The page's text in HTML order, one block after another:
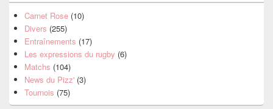
Carnet Rose (10)
Divers (255)
Entraînements (17)
Les expressions du rugby (6)
Matchs (104)
News du Pizz' (3)
Tournois (75)